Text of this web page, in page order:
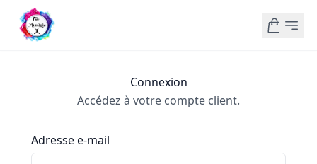
Connexion
Accédez à votre compte client.
Adresse e-mail